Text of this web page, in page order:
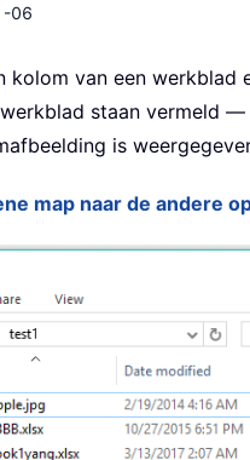
06
kolom van een
staan vermeld
is
map naar de andere